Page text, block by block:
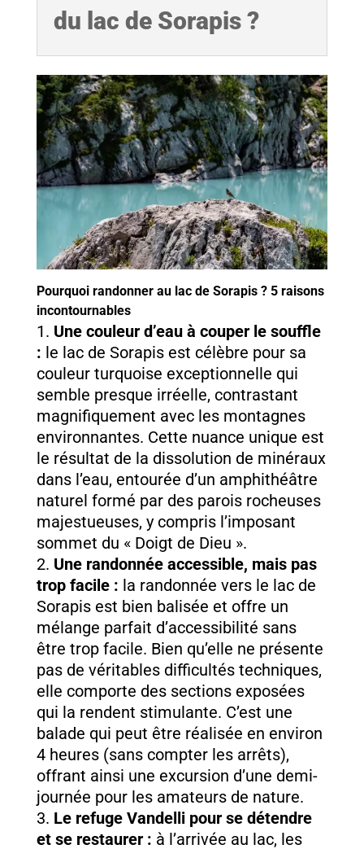
du lac de Sorapis ?
Pourquoi randonner au lac de Sorapis ? 5 raisons
incontournables
Une couleur d’eau à couper le souffle
: le lac de Sorapis est célèbre pour sa
couleur turquoise exceptionnelle qui
semble presque irréelle, contrastant
magnifiquement avec les montagnes
environnantes. Cette nuance unique est
le résultat de la dissolution de minéraux
dans l’eau, entourée d’un amphithéâtre
naturel formé par des parois rocheuses
majestueuses, y compris l’imposant
sommet du « Doigt de Dieu ».
Une randonnée accessible, mais pas
trop facile : la randonnée vers le lac de
Sorapis est bien balisée et offre un
mélange parfait d’accessibilité sans
être trop facile. Bien qu’elle ne présente
pas de véritables difficultés techniques,
elle comporte des sections exposées
qui la rendent stimulante. C’est une
balade qui peut être réalisée en environ
4 heures (sans compter les arrêts),
offrant ainsi une excursion d’une demi-
journée pour les amateurs de nature.
Le refuge Vandelli pour se détendre
et se restaurer : à l’arrivée au lac, les